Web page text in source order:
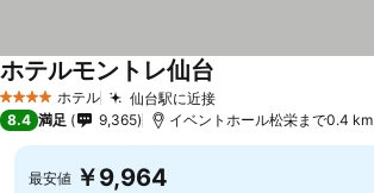
4 ホテルのランク
ホテル 仙台駅に近接
ホテルモントレ仙台
8.4 満足 9,365 イベントホール松栄まで0.4 km
最安値 ￥9,964